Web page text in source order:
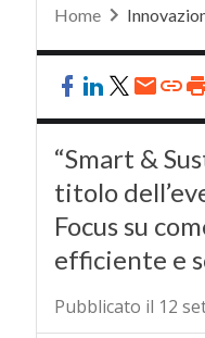
Home
“Smart &
titolo
Focus su
efficiente e
Pubblicato il 12